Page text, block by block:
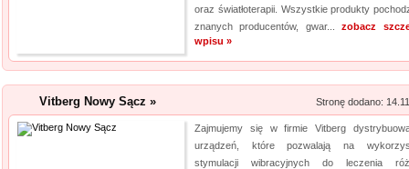
nieinwazyjna. Wykonuje ją
Michałkowo. Oczywiście
Kalendarz
Szukasz przykuwających
mysz? Niezwłocznie
myszki dla graczy, a jeżeli
oraz światłoterapii. Wszystkie produkty
znanych producentów, gwar...zobacz
wpisu »
Vitberg Nowy Sącz » Stronę dodano:
Zajmujemy się w firmie Vitberg
urządzeń, które pozwalają na
stymulacji wibracyjnych do leczenia